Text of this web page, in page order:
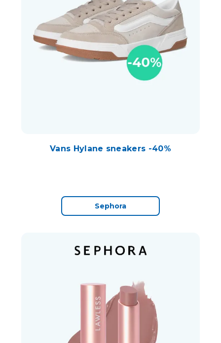
Vans Hylane sneakers -40%
Sephora